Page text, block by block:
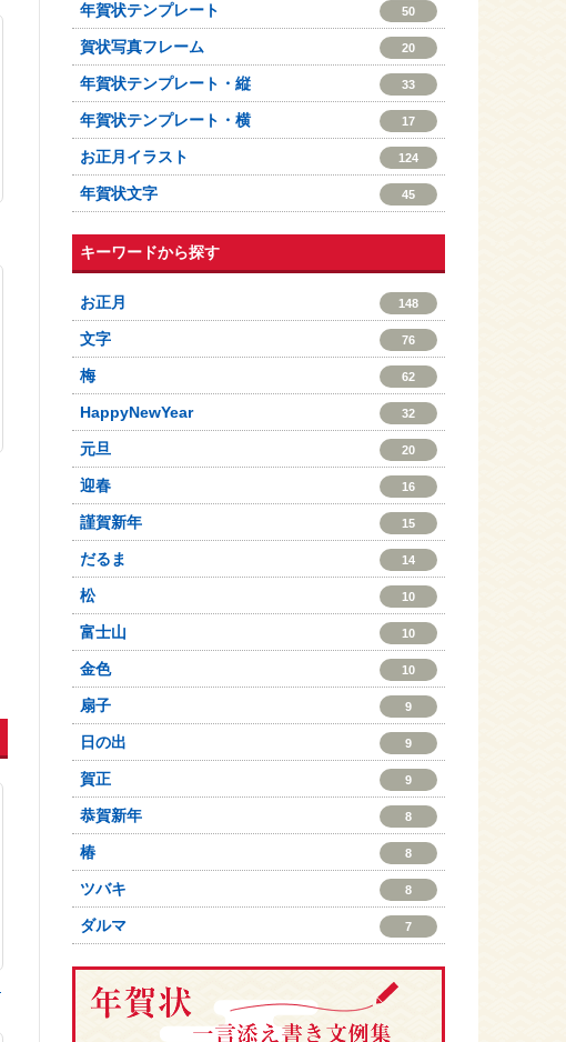
年賀状テンプレート 50
賀状写真フレーム 20
年賀状テンプレート・縦 33
年賀状テンプレート・横 17
お正月イラスト 124
年賀状文字 45
キーワードから探す
お正月 148
文字 76
梅 62
HappyNewYear 32
元旦 20
迎春 16
謹賀新年 15
だるま 14
松 10
富士山 10
金色 10
扇子 9
日の出 9
賀正 9
恭賀新年 8
椿 8
ツバキ 8
ダルマ 7